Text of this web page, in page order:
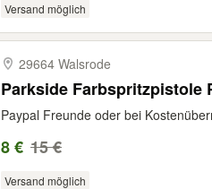
Versand möglich
29664 Walsrode
Parkside Farbspritzpistole
Paypal Freunde oder bei
8 € 15 €
Versand möglich